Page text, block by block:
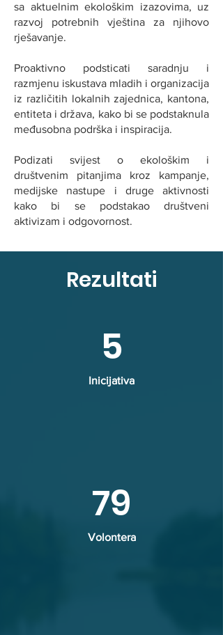
sa aktuelnim ekološkim izazovima, uz
razvoj potrebnih vještina za njihovo
rješavanje.
Proaktivno podsticati saradnju i
razmjenu iskustava mladih i organizacija
iz različitih lokalnih zajednica, kantona,
entiteta i država, kako bi se podstaknula
međusobna podrška i inspiracija.
Podizati svijest o ekološkim i
društvenim pitanjima kroz kampanje,
medijske nastupe i druge aktivnosti
kako bi se podstakao društveni
aktivizam i odgovornost.
Rezultati
5
Inicijativa
79
Volontera